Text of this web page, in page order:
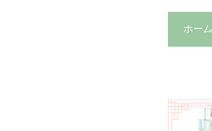
ホー